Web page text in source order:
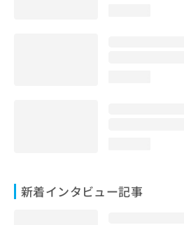
新着インタビュー記事